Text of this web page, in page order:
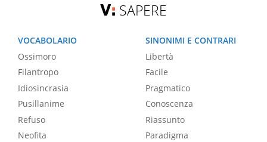
SAPERE
VOCABOLARIO
Ossimoro
Filantropo
Idiosincrasia
Pusillanime
Refuso
Neofita
SINONIMI E CONTRARI
Libertà
Facile
Pragmatico
Conoscenza
Riassunto
Paradigma